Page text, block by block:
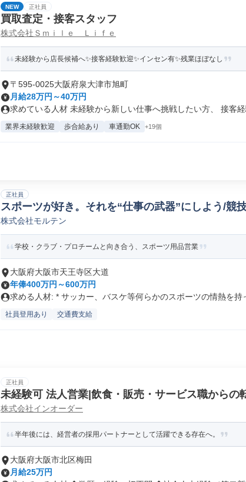
NEW 正社員
買取査定・接客スタッフ
株式会社Ｓｍｉｌｅ Ｌｉｆｅ
未経験から店長候補へ✨接客経験歓迎✨インセン有✨残業ほぼなし
〒595-0025大阪府泉大津市旭町
月給28万円～40万円
求めている人材 未経験から新しい仕事へ挑戦したい方、 接客経
業界未経験歓迎 歩合給あり 車通勤OK +19個
正社員
スポーツが好き。それを“仕事の武器”にしよう/競
株式会社モルテン
学校・クラブ・プロチームと向き合う、スポーツ用品営業
大阪府大阪市天王寺区大道
年俸400万円～600万円
求める人材: * サッカー、バスケ等何らかのスポーツの情熱を持
社員登用あり 交通費支給
正社員
未経験可 法人営業|飲食・販売・サービス職からの
株式会社インオーダー
半年後には、経営者の採用パートナーとして活躍できる存在へ。
大阪府大阪市北区梅田
月給25万円